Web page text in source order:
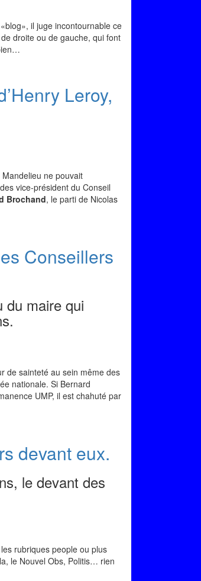
blog , il juge incontournable ce
droite ou de gauche, qui font
Leroy,
ne pouvait
vice-président du Conseil
Brochand, le parti de Nicolas
Conseillers
du maire qui
de sainteté au sein même des
nationale. Si Bernard
UMP, il est chahuté par
devant eux.
le devant des
rubriques people ou plus
le Nouvel Obs, Politis… rien